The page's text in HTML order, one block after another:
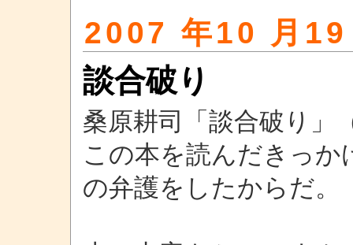
2007 年10 月
談合破り
桑原耕司「談合破り」
この本を読んだきっか
の弁護をしたからだ。